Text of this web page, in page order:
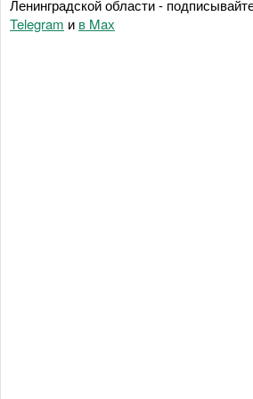
Ленинградской области -
Telegram и в Maх